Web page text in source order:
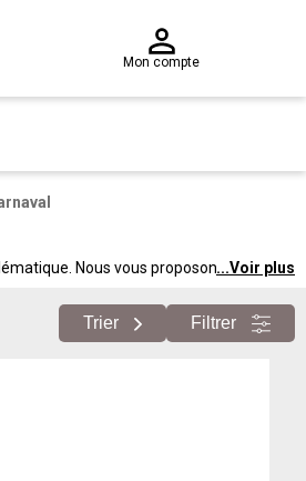
Mon compte
Nous vous proposons à petits
...Voir plus
Trier Filtrer